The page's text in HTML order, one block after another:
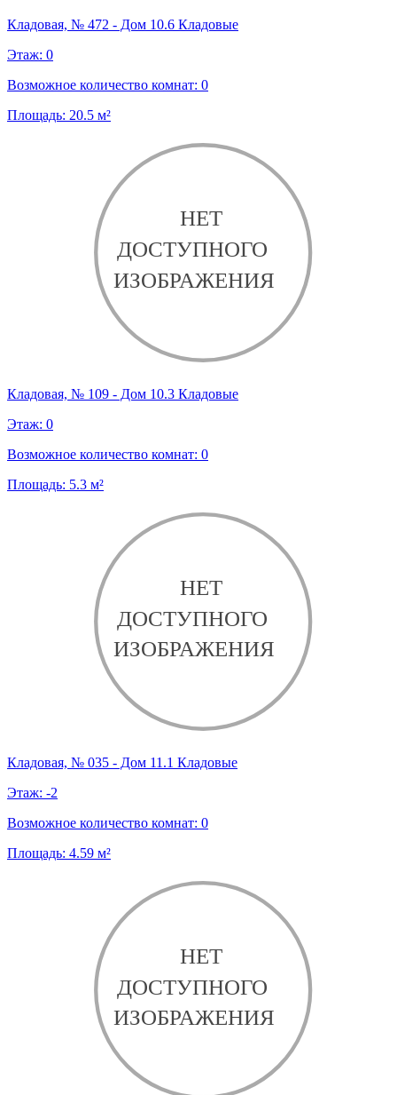
Кладовая, № 472 - Дом 10.6 Кладовые
Этаж: 0
Возможное количество комнат: 0
Площадь: 20.5 м²
Кладовая, № 109 - Дом 10.3 Кладовые
Этаж: 0
Возможное количество комнат: 0
Площадь: 5.3 м²
Кладовая, № 035 - Дом 11.1 Кладовые
Этаж: -2
Возможное количество комнат: 0
Площадь: 4.59 м²